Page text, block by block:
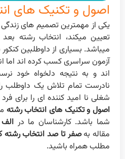
اصول و تکنیک های
یکی از مهمترین تصمیم های
تعیین میکند، انتخاب رشته بعد
میباشد. بسیاری از داوطلبین کنکور
آزمون سراسری کسب کرده اند اما
اند و به نتیجه دلخواه خود
نادرست تمام تلاش یک داوطلب
شغلی نا امید کننده ای را برای
اصول و تکنیک های انتخاب رشته
شما باشد. کارشناسان ما در
مقاله بهصفر تا صد انتخاب رشته
مطلب همراه باشید.